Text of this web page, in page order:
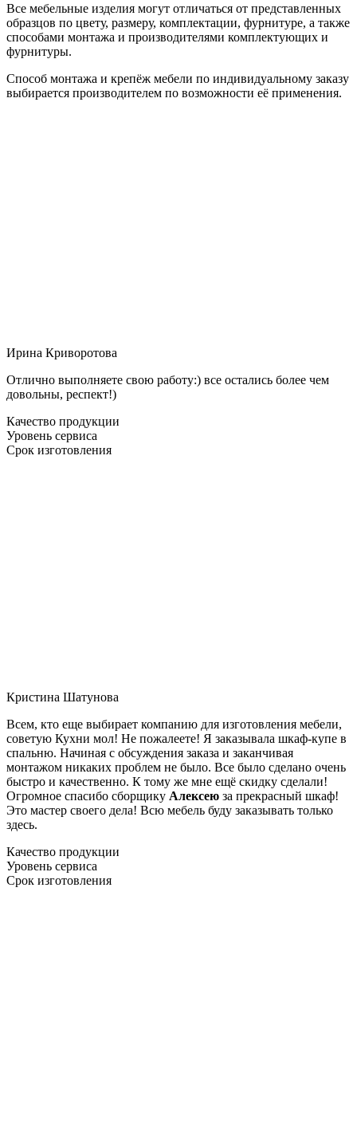
Все мебельные изделия могут отличаться от представленных
образцов по цвету, размеру, комплектации, фурнитуре, а также
способами монтажа и производителями комплектующих и
фурнитуры.
Способ монтажа и крепёж мебели по индивидуальному заказу
выбирается производителем по возможности её применения.
Ирина Криворотова
Отлично выполняете свою работу:) все остались более чем
довольны, респект!)
Качество продукции
Уровень сервиса
Срок изготовления
Кристина Шатунова
Всем, кто еще выбирает компанию для изготовления мебели,
советую Кухни мол! Не пожалеете! Я заказывала шкаф-купе в
спальню. Начиная с обсуждения заказа и заканчивая
монтажом никаких проблем не было. Все было сделано очень
быстро и качественно. К тому же мне ещё скидку сделали!
Огромное спасибо сборщику Алексею за прекрасный шкаф!
Это мастер своего дела! Всю мебель буду заказывать только
здесь.
Качество продукции
Уровень сервиса
Срок изготовления